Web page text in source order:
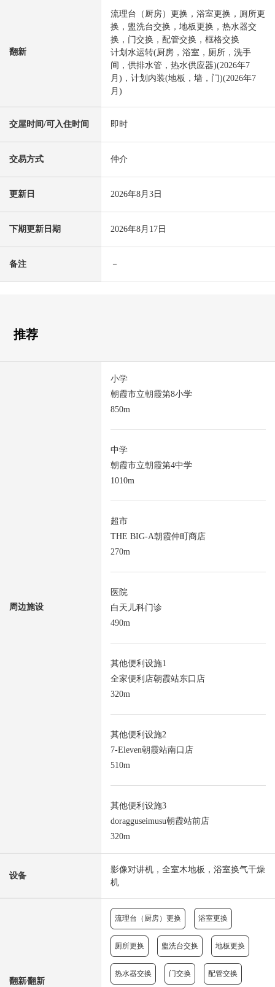
翻新
流理台（厨房）更换，浴室更换，厕所更
换，盥洗台交换，地板更换，热水器交
换，门交换，配管交换，框格交换
计划水运转(厨房，浴室，厕所，洗手
间，供排水管，热水供应器)(2026年7
月)，计划内装(地板，墙，门)(2026年7
月)
交屋时间/可入住时间 即时
交易方式 仲介
更新日 2026年8月3日
下期更新日期 2026年8月17日
备注 －
推荐
周边施设
小学
朝霞市立朝霞第8小学
850m
中学
朝霞市立朝霞第4中学
1010m
超市
THE BIG-A朝霞仲町商店
270m
医院
白天儿科门诊
490m
其他便利设施1
全家便利店朝霞站东口店
320m
其他便利设施2
7-Eleven朝霞站南口店
510m
其他便利设施3
doragguseimusu朝霞站前店
320m
设备
影像对讲机，全室木地板，浴室换气干燥
机
翻新⁄翻新
流理台（厨房）更换 浴室更换
厕所更换 盥洗台交换 地板更换
热水器交换 门交换 配管交换